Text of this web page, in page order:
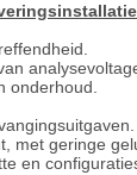
onderhoud.
met geringe
en